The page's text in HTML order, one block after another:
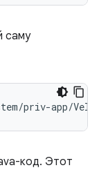
саму
код. Этот